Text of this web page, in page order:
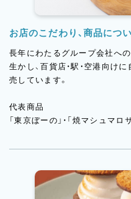
お店のこだわり、商品につ
長年にわたるグループ会社へ
生かし、百貨店・駅・空港向け
売しています。
代表商品
「東京ぼーの」・「焼マシュマ